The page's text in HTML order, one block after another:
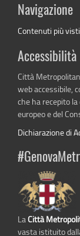
Navigazione
Contenuti più visti
Accessibilità
Città
web accessibile,
che ha recepito
europeo e del
Dichiarazione di
LaCittà
vasta istituito